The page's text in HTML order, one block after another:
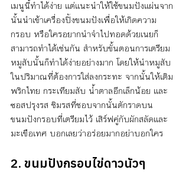
เมนูนี้ทำได้ง่าย แต่แนะนำให้ใช้ขนมปังแผ่นจาก
นั้นนำเข้าเครื่องปิ้งขนมปังเพื่อให้เกิดความ
กรอบ หรือใครอยากนำจำไปทอดด้วยเนยก็
สามารถทำได้เช่นกัน สำหรับขั้นตอนการเตรียม
หมูสับนั้นก็ทำได้ง่ายอย่างมาก โดยให้นำหมูสับ
ในปริมาณที่ต้องการใส่ลงกระทะ จากนั้นให้เติม
พริกไทย กระเทียมสับ น้ำตาลอีกเล็กน้อย และ
ซอสปรุงรส ชิมรสที่ชอบจากนั้นตักราดบน
ขนมปังกรอบที่เตรียมไว้ เสิร์ฟคู่กับผักสลัดและ
มะเขือเทศ บอกเลยว่าอร่อยมากอย่าบอกใคร
2. ขนมปังกรอบไข่ดาวนัวๆ